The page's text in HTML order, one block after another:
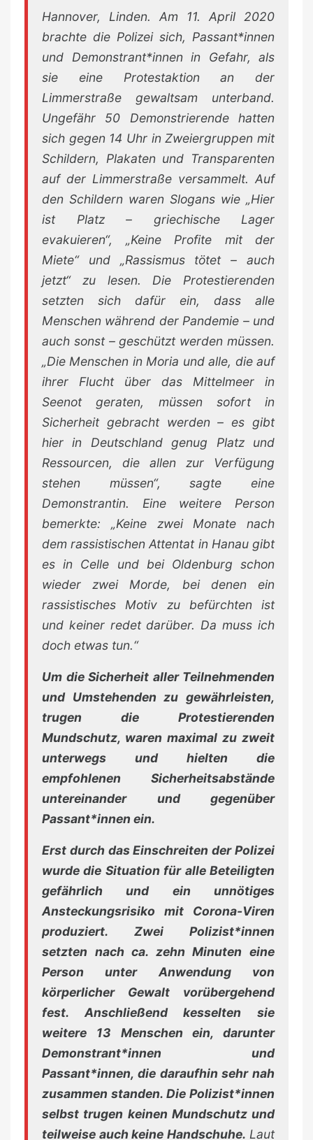
Hannover, Linden. Am 11. April 2020
brachte die Polizei sich, Passant*innen
und Demonstrant*innen in Gefahr, als
sie eine Protestaktion an der
Limmerstraße gewaltsam unterband.
Ungefähr 50 Demonstrierende hatten
sich gegen 14 Uhr in Zweiergruppen mit
Schildern, Plakaten und Transparenten
auf der Limmerstraße versammelt. Auf
den Schildern waren Slogans wie „Hier
ist Platz – griechische Lager
evakuieren“, „Keine Profite mit der
Miete“ und „Rassismus tötet – auch
jetzt“ zu lesen. Die Protestierenden
setzten sich dafür ein, dass alle
Menschen während der Pandemie – und
auch sonst – geschützt werden müssen.
„Die Menschen in Moria und alle, die auf
ihrer Flucht über das Mittelmeer in
Seenot geraten, müssen sofort in
Sicherheit gebracht werden – es gibt
hier in Deutschland genug Platz und
Ressourcen, die allen zur Verfügung
stehen müssen“, sagte eine
Demonstrantin. Eine weitere Person
bemerkte: „Keine zwei Monate nach
dem rassistischen Attentat in Hanau gibt
es in Celle und bei Oldenburg schon
wieder zwei Morde, bei denen ein
rassistisches Motiv zu befürchten ist
und keiner redet darüber. Da muss ich
doch etwas tun.“
Um die Sicherheit aller Teilnehmenden
und Umstehenden zu gewährleisten,
trugen die Protestierenden
Mundschutz, waren maximal zu zweit
unterwegs und hielten die
empfohlenen Sicherheitsabstände
untereinander und gegenüber
Passant*innen ein.
Erst durch das Einschreiten der Polizei
wurde die Situation für alle Beteiligten
gefährlich und ein unnötiges
Ansteckungsrisiko mit Corona-Viren
produziert. Zwei Polizist*innen
setzten nach ca. zehn Minuten eine
Person unter Anwendung von
körperlicher Gewalt vorübergehend
fest. Anschließend kesselten sie
weitere 13 Menschen ein, darunter
Demonstrant*innen und
Passant*innen, die daraufhin sehr nah
zusammen standen. Die Polizist*innen
selbst trugen keinen Mundschutz und
teilweise auch keine Handschuhe. Laut